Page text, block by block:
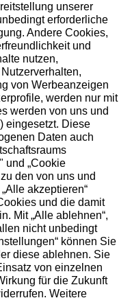
und Fortschritt
und kommende
unserer
erforderliche
Andere Cookies,
und
nutzen,
von Werbeanzeigen
werden nur mit
werden von uns und
eingesetzt. Diese
Daten auch
und „Cookie
den von uns und
akzeptieren“
und die damit
Mit „Alle ablehnen“,
nicht unbedingt
können Sie
diese ablehnen. Sie
von einzelnen
für die Zukunft
Weitere